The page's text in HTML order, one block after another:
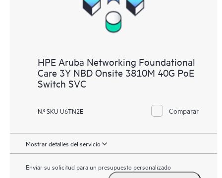
HPE Aruba Networking Foundational
Care 3Y NBD Onsite 3810M 40G PoE
Switch SVC
N.º SKU U6TN2E Comparar
Mostrar detalles del servicio
Enviar su solicitud para un presupuesto personalizado